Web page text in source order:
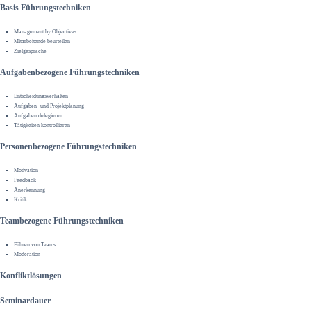
Basis Führungstechniken
Management by Objectives
Mitarbeitende beurteilen
Zielgespräche
Aufgabenbezogene Führungstechniken
Entscheidungsverhalten
Aufgaben- und Projektplanung
Aufgaben delegieren
Tätigkeiten kontrollieren
Personenbezogene Führungstechniken
Motivation
Feedback
Anerkennung
Kritik
Teambezogene Führungstechniken
Führen von Teams
Moderation
Konfliktlösungen
Seminardauer